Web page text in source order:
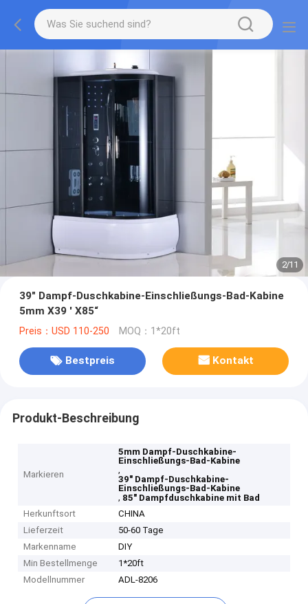
2/11
39" Dampf-Duschkabine-Einschließungs-Bad-Kabine
5mm X39 ' X85“
Preis：USD 110-250 MOQ：1*20ft
Bestpreis Kontakt
Produkt-Beschreibung
Markieren
5mm Dampf-Duschkabine-
Einschließungs-Bad-Kabine
,
39" Dampf-Duschkabine-
Einschließungs-Bad-Kabine
, 85" Dampfduschkabine mit Bad
Herkunftsort
CHINA
Lieferzeit
50-60 Tage
Markenname
DIY
Min Bestellmenge
1*20ft
Modellnummer
ADL-8206